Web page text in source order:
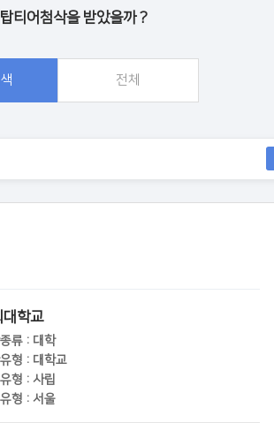
티어첨삭을 받았을까 ?
전체
대학교
류 : 대학
형 : 대학교
형 : 사립
형 : 서울